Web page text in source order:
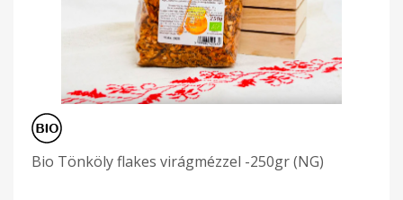
Bio Tönköly flakes virágmézzel -250gr (NG)